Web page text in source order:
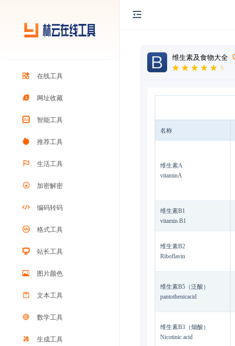
在线工具
网址收藏
智能工具
推荐工具
生活工具
加密解密
编码转码
格式工具
站长工具
图片颜色
文本工具
数学工具
生成工具
维生素及食物大全
5
名称
维生素A
vitaminA
维生素B1
vitamin B1
维生素B2
Riboflavin
维生素B5（泛酸）
pantothenicacid
维生素B3（烟酸）
Nicotinic acid